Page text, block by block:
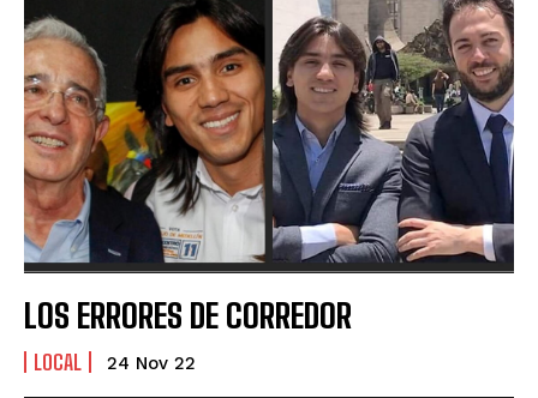
LOS ERRORES DE CORREDOR
LOCAL 24 Nov 22